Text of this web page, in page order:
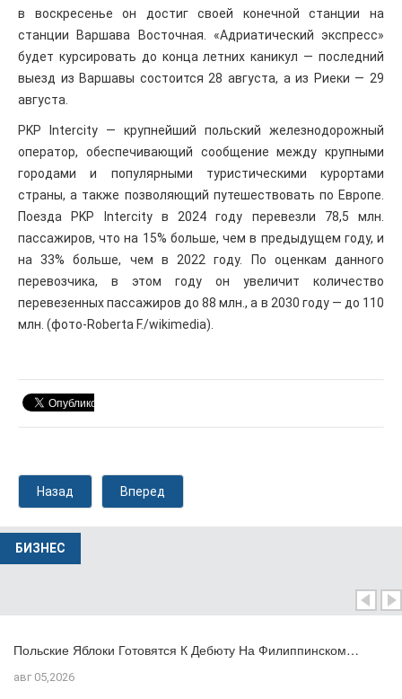
в воскресенье он достиг своей конечной станции на
станции Варшава Восточная. «Адриатический экспресс»
будет курсировать до конца летних каникул — последний
выезд из Варшавы состоится 28 августа, а из Риеки — 29
августа.
PKP Intercity — крупнейший польский железнодорожный
оператор, обеспечивающий сообщение между крупными
городами и популярными туристическими курортами
страны, а также позволяющий путешествовать по Европе.
Поезда PKP Intercity в 2024 году перевезли 78,5 млн.
пассажиров, что на 15% больше, чем в предыдущем году, и
на 33% больше, чем в 2022 году. По оценкам данного
перевозчика, в этом году он увеличит количество
перевезенных пассажиров до 88 млн., а в 2030 году — до 110
млн. (фото-Roberta F./wikimedia).
Назад Вперед
БИЗНЕС
Польские Яблоки Готовятся К Дебюту На Филиппинском…
авг 05,2026